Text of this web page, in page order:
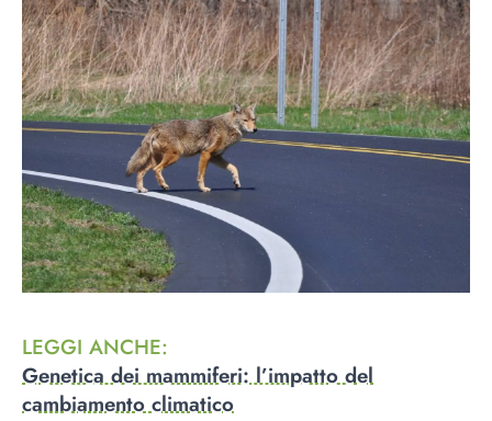
LEGGI ANCHE:
Genetica dei mammiferi: l’impatto del
cambiamento climatico